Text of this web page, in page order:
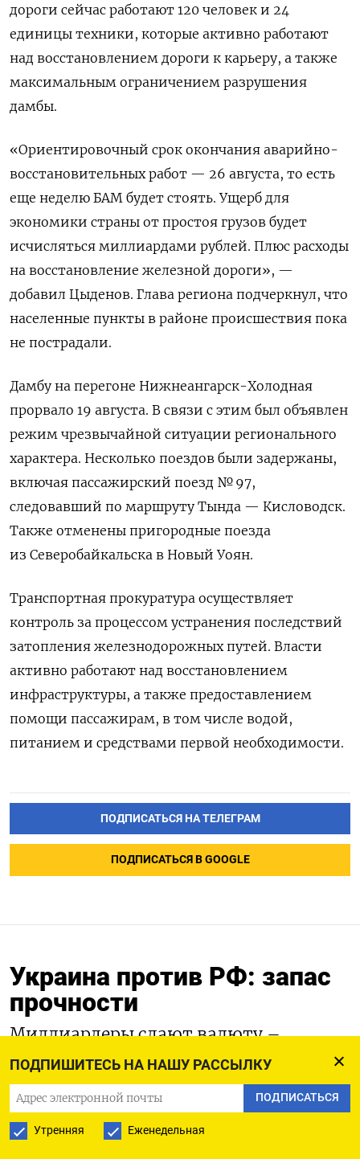
ПОДПИШИТЕСЬ НА НАШУ РАССЫЛКУ
ПОДПИСАТЬСЯ
Утренняя Еженедельная
дороги сейчас работают 120 человек и 24
единицы техники, которые активно работают
над восстановлением дороги к карьеру, а также
максимальным ограничением разрушения
дамбы.
«Ориентировочный срок окончания аварийно-
восстановительных работ — 26 августа, то есть
еще неделю БАМ будет стоять. Ущерб для
экономики страны от простоя грузов будет
исчисляться миллиардами рублей. Плюс расходы
на восстановление железной дороги», —
добавил Цыденов. Глава региона подчеркнул, что
населенные пункты в районе происшествия пока
не пострадали.
Дамбу на перегоне Нижнеангарск-Холодная
прорвало 19 августа. В связи с этим был объявлен
режим чрезвычайной ситуации регионального
характера. Несколько поездов были задержаны,
включая пассажирский поезд № 97,
следовавший по маршруту Тында — Кисловодск.
Также отменены пригородные поезда
из Северобайкальска в Новый Уоян.
Транспортная прокуратура осуществляет
контроль за процессом устранения последствий
затопления железнодорожных путей. Власти
активно работают над восстановлением
инфраструктуры, а также предоставлением
помощи пассажирам, в том числе водой,
питанием и средствами первой необходимости.
ПОДПИСАТЬСЯ НА ТЕЛЕГРАМ
ПОДПИСАТЬСЯ В GOOGLE
Украина против РФ: запас
прочности
Миллиардеры сдают валюту –
Пересидеть Путина – Надо бы
покаяться, но нет
20.08.2023 Обновлено: 22.08.2023